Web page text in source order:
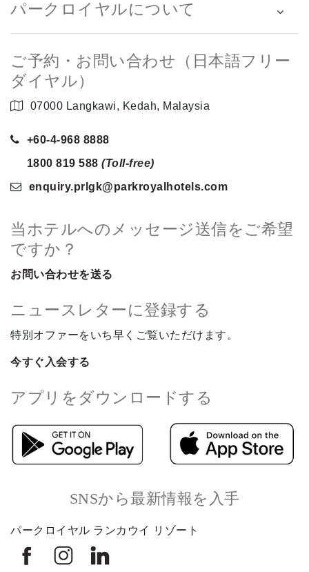
パークロイヤルについて
ご予約・お問い合わせ（日本語フリー
ダイヤル）
07000 Langkawi, Kedah, Malaysia
+60-4-968 8888
1800 819 588 (Toll-free)
enquiry.prlgk@parkroyalhotels.com
当ホテルへのメッセージ送信をご希望
ですか？
お問い合わせを送る
ニュースレターに登録する
特別オファーをいち早くご覧いただけます。
今すぐ入会する
アプリをダウンロードする
SNSから最新情報を入手
パークロイヤル ランカウイ リゾート